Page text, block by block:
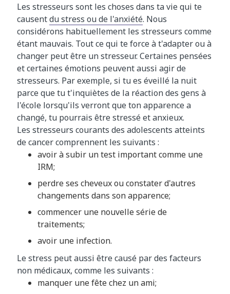
Les stresseurs sont les choses dans ta vie qui te
causentdu stress ou de l'anxiété. Nous
considérons habituellement les stresseurs comme
étant mauvais. Tout ce qui te force à t'adapter ou à
changer peut être un stresseur. Certaines pensées
et certaines émotions peuvent aussi agir de
stresseurs. Par exemple, si tu es éveillé la nuit
parce que tu t'inquiètes de la réaction des gens à
l'école lorsqu'ils verront que ton apparence a
changé, tu pourrais être stressé et anxieux.
Les stresseurs courants des adolescents atteints
de cancer comprennent les suivants :
avoir à subir un test important comme une
IRM;
perdre ses cheveux ou constater d'autres
changements dans son apparence;
commencer une nouvelle série de
traitements;
avoir une infection.
Le stress peut aussi être causé par des facteurs
non médicaux, comme les suivants :
manquer une fête chez un ami;